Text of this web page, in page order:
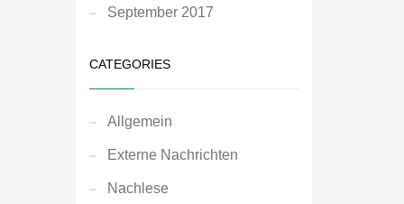
September 2017
CATEGORIES
Allgemein
Externe Nachrichten
Nachlese